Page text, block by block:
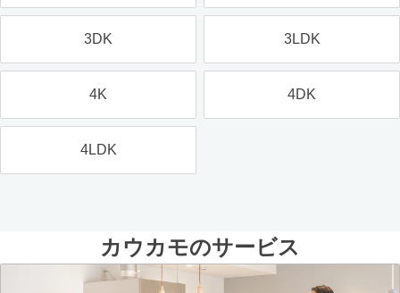
3DK 3LDK
4K 4DK
4LDK
カウカモのサービス